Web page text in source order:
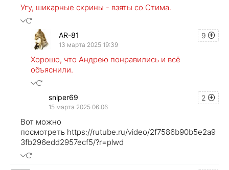
Угу, шикарные скрины - взяты со Стима.
9
AR-81
13 марта 2025 19:39
Хорошо, что Андрею понравились и всё
объяснили.
2
sniper69
15 марта 2025 06:06
Вот можно
посмотреть https://rutube.ru/video/2f7586b90b5e2a9
3fb296edd2957ecf5/?r=plwd